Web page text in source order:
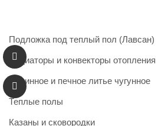
Подложка под теплый пол (Лавсан)
Радиаторы и конвекторы отопления
Каминное и печное литье чугунное
Теплые полы
Казаны и сковородки